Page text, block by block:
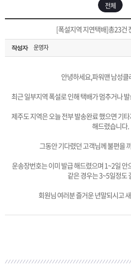
노
우
객
터
마
페
지
문
회
[ios앱 오픈]아이폰 고객 앱설치
[무인택배함 이용 안내] 집 밖에
[2026구정 연휴]설 연휴 배송
전체
[폭설지역 지연택배]총23건
작성자 운영자
안녕하세요,파워맨 남성
최근 일부지역 폭설로 인해 택배가 멈추거나
제주도 지역은 오늘 전부 발송완료 했으면 기
해드렸습니다.
그동안 기다렸던 고객님께 불편을
운송장번호는 이미 발급 해드렸으며 1~2일
같은 경우는 3~5일정도
회원님 여러분 즐거운 년말되시고